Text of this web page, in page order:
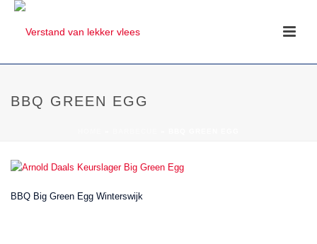
BBQ GREEN EGG
BBQ Big Green Egg Winterswijk